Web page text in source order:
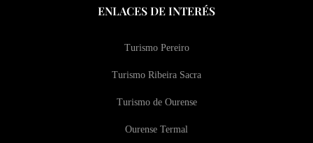
ENLACES DE INTERÉS
Turismo Pereiro
Turismo Ribeira Sacra
Turismo de Ourense
Ourense Termal